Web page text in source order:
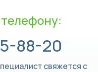
88-20
свяжется с